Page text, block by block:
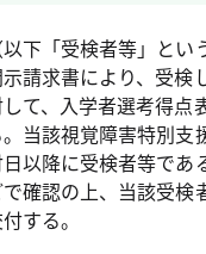
下「受検者等」とい
請求書により、受検
て、入学者選考得点
当該視覚障害特別支
以降に受検者等であ
確認の上、当該受検
する。